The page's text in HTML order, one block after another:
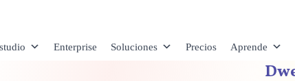
Enterprise Soluciones Precios Aprende